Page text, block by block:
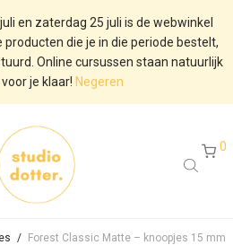
en zaterdag 25 juli is de webwinkel
die je in die periode bestelt,
Online cursussen staan natuurlijk
je klaar! Negeren
0
/ Forest Classic Matte – knoopjes 15 mm